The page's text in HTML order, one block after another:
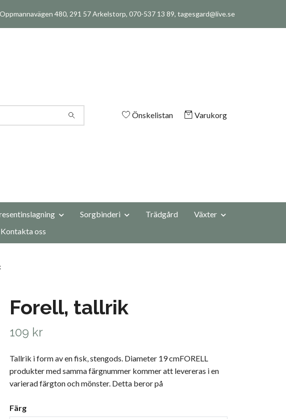
480, 291 57 Arkelstorp, 070-537 13 89, tagesgard@live.se
Önskelistan Varukorg
Sorgbinderi Trädgård
Växter
Kontakta oss
Forell, tallrik
109 kr
Tallrik i form av en fisk, stengods. Diameter 19 cmFORELL
produkter med samma färgnummer kommer att levereras i en
varierad färgton och mönster. Detta beror på
Färg